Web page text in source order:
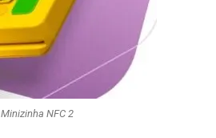
Minizinha NFC 2